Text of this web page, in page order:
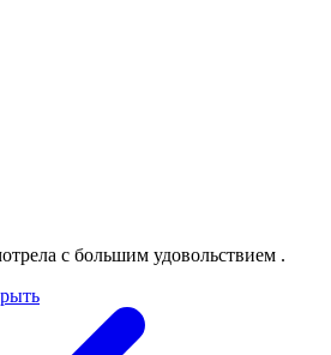
с большим удовольствием .